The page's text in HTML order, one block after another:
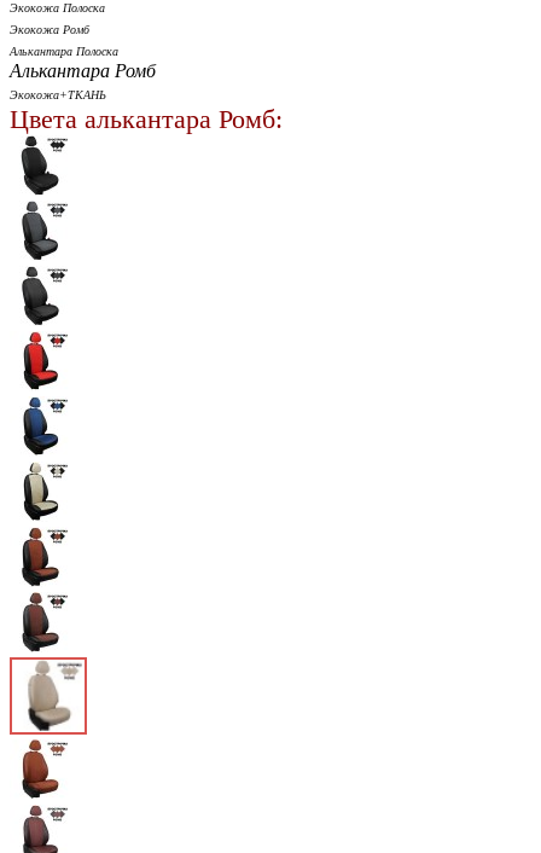
Экокожа Полоска
Экокожа Ромб
Алькантара Полоска
Алькантара Ромб
Экокожа+ТКАНЬ
Цвета алькантара Ромб: